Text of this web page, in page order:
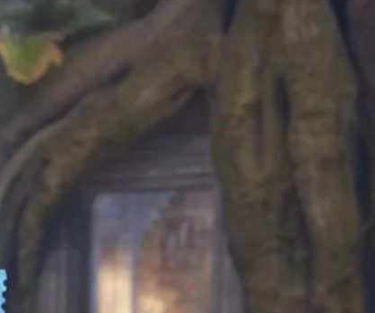
thema zorgen ervoor dat dit mes er anders uitziet dan
diepblauw is, vaak met minimale gele of paarse
verzamelaars en traders.